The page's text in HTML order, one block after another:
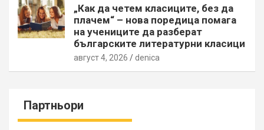
„Как да четем класиците, без да
плачем“ – нова поредица помага
на учениците да разберат
българските литературни класици
август 4, 2026 denica
Партньори